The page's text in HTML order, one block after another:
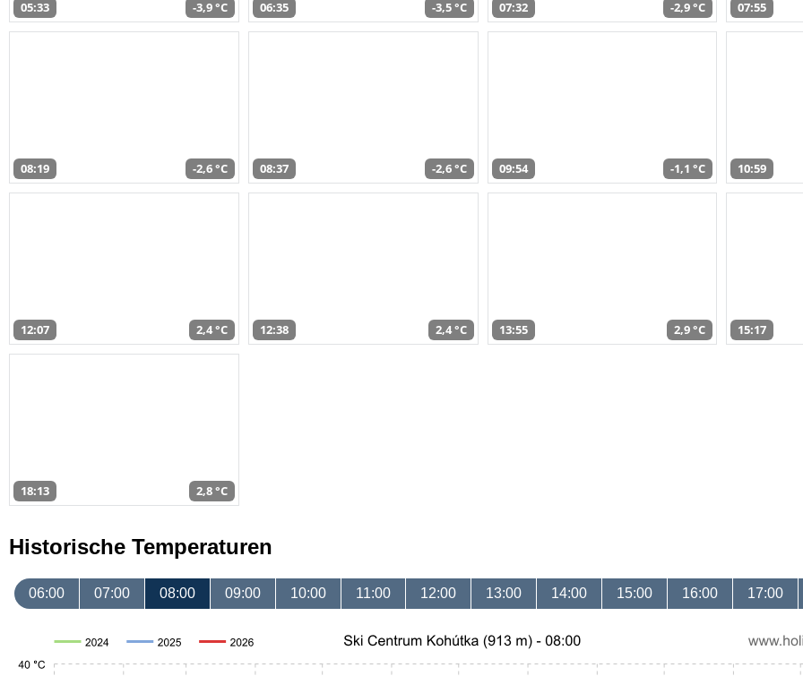
05:33 -3,9 °C 06:35 -3,5 °C 07:32 -2,9 °C 07:55
08:19 -2,6 °C 08:37 -2,6 °C 09:54 -1,1 °C 10:59
12:07 2,4 °C 12:38 2,4 °C 13:55 2,9 °C 15:17
18:13 2,8 °C
Historische Temperaturen
06:00 07:00 08:00 09:00 10:00 11:00 12:00 13:00 14:00 15:00 16:00 17:00